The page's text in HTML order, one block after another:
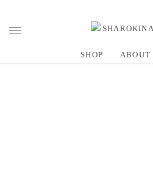
Z
SHOP ABOUT